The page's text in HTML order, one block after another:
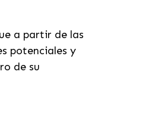
a partir de las
potenciales y
de su